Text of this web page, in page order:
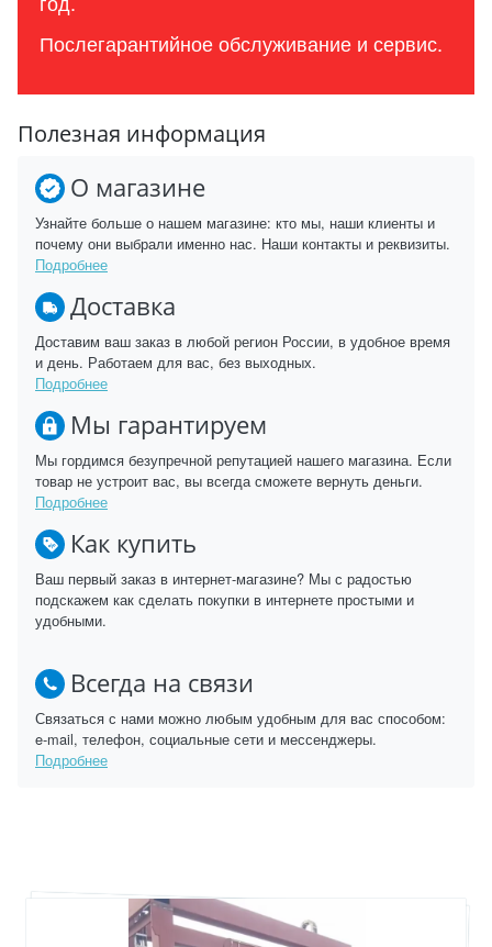
Послегарантийное обслуживание и сервис.
Полезная информация
О магазине
Узнайте больше о нашем магазине: кто мы, наши клиенты и
почему они выбрали именно нас. Наши контакты и реквизиты.
Подробнее
Доставка
Доставим ваш заказ в любой регион России, в удобное время
и день. Работаем для вас, без выходных.
Подробнее
Мы гарантируем
Мы гордимся безупречной репутацией нашего магазина. Если
товар не устроит вас, вы всегда сможете вернуть деньги.
Подробнее
Как купить
Ваш первый заказ в интернет-магазине? Мы с радостью
подскажем как сделать покупки в интернете простыми и
удобными.
Всегда на связи
Связаться с нами можно любым удобным для вас способом:
e-mail, телефон, социальные сети и мессенджеры.
Подробнее